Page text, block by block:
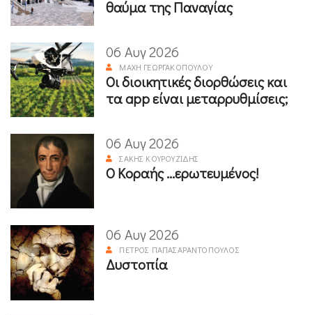
θαύμα της Παναγίας
06 Αυγ 2026
ΜΆΧΗ ΓΕΩΡΓΑΚΟΠΟΎΛΟΥ
Οι διοικητικές διορθώσεις και
τα app είναι μεταρρυθμίσεις;
06 Αυγ 2026
ΣΆΚΗΣ ΚΟΥΡΟΥΖΊΔΗΣ
Ο Κοραής ...ερωτευμένος!
06 Αυγ 2026
ΠΈΤΡΟΣ ΠΑΠΑΣΑΡΑΝΤΌΠΟΥΛΟΣ
Δυστοπία